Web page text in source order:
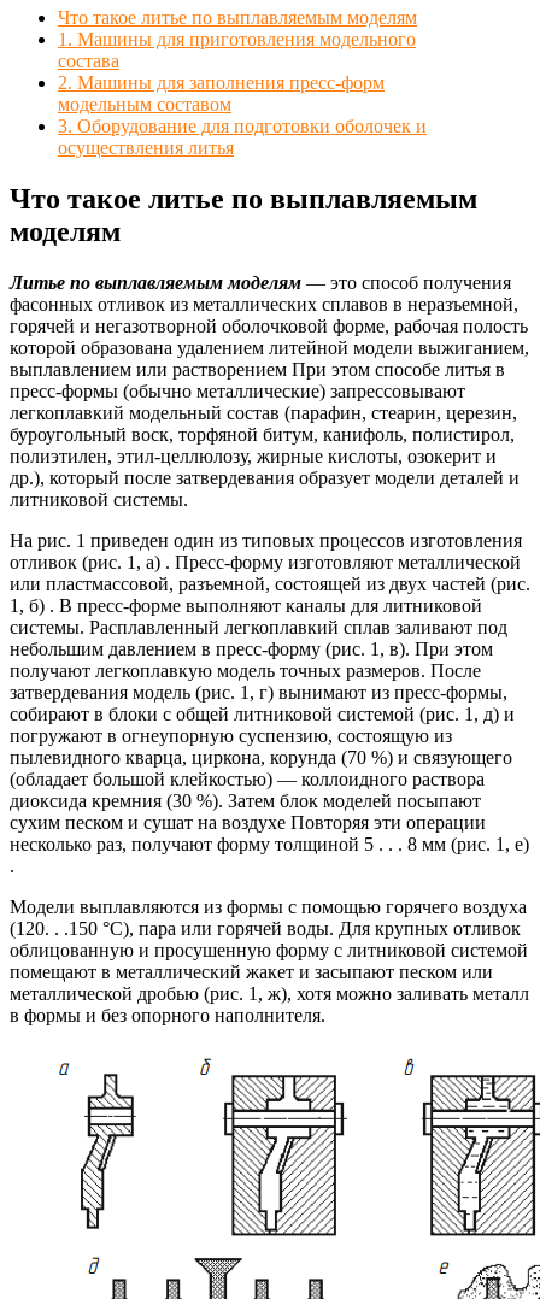
Что такое литье по выплавляемым моделям
1. Машины для приготовления модельного
состава
2. Машины для заполнения пресс-форм
модельным составом
3. Оборудование для подготовки оболочек и
осуществления литья
Что такое литье по выплавляемым
моделям
Литье по выплавляемым моделям — это способ получения
фасонных отливок из металлических сплавов в неразъемной,
горячей и негазотворной оболочковой форме, рабочая полость
которой образована удалением литейной модели выжиганием,
выплавлением или растворением При этом способе литья в
пресс-формы (обычно металлические) запрессовывают
легкоплавкий модельный состав (парафин, стеарин, церезин,
буроугольный воск, торфяной битум, канифоль, полистирол,
полиэтилен, этил-целлюлозу, жирные кислоты, озокерит и
др.), который после затвердевания образует модели деталей и
литниковой системы.
На рис. 1 приведен один из типовых процессов изготовления
отливок (рис. 1, а) . Пресс-форму изготовляют металлической
или пластмассовой, разъемной, состоящей из двух частей (рис.
1, б) . В пресс-форме выполняют каналы для литниковой
системы. Расплавленный легкоплавкий сплав заливают под
небольшим давлением в пресс-форму (рис. 1, в). При этом
получают легкоплавкую модель точных размеров. После
затвердевания модель (рис. 1, г) вынимают из пресс-формы,
собирают в блоки с общей литниковой системой (рис. 1, д) и
погружают в огнеупорную суспензию, состоящую из
пылевидного кварца, циркона, корунда (70 %) и связующего
(обладает большой клейкостью) — коллоидного раствора
диоксида кремния (30 %). Затем блок моделей посыпают
сухим песком и сушат на воздухе Повторяя эти операции
несколько раз, получают форму толщиной 5 . . . 8 мм (рис. 1, е)
.
Модели выплавляются из формы с помощью горячего воздуха
(120. . .150 °С), пара или горячей воды. Для крупных отливок
облицованную и просушенную форму с литниковой системой
помещают в металлический жакет и засыпают песком или
металлической дробью (рис. 1, ж), хотя можно заливать металл
в формы и без опорного наполнителя.